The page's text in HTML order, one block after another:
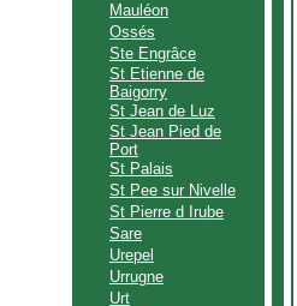
Mauléon
Ossés
Ste Engrâce
St Etienne de
Baigorry
St Jean de Luz
St Jean Pied de
Port
St Palais
St Pee sur Nivelle
St Pierre d Irube
Sare
Urepel
Urrugne
Urt